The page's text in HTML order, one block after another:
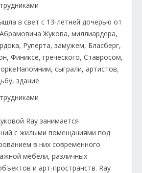
Ray занимается
с жилыми помещаниями под
в них современного
мебели, различных
и арт-пространств. Ray